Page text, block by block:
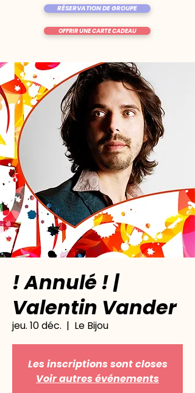
OFFRIR UNE CARTE CADEAU
RÉSERVATION DE GROUPE
! Annulé ! |
Valentin Vander
jeu. 10 déc.
  |
Le Bijou
Les inscriptions sont closes
Voir autres événements